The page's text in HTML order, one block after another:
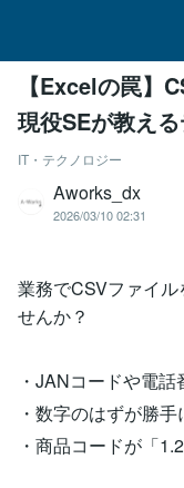
【Excelの罠】
現役SEが教え
IT・テクノロジー
Aworks_dx
2026/03/10 02:31
業務でCSVファイ
せんか？
・JANコードや電
・数字のはずが勝
・商品コードが「